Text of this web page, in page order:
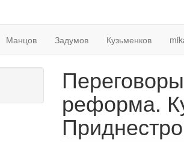
Манцов Задумов Кузьменков
реформа.